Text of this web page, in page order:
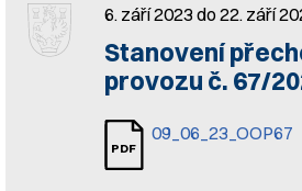
6. září 2023 do 22. září
Stanovení
provozu č. 67/
09_06_23_OOP67